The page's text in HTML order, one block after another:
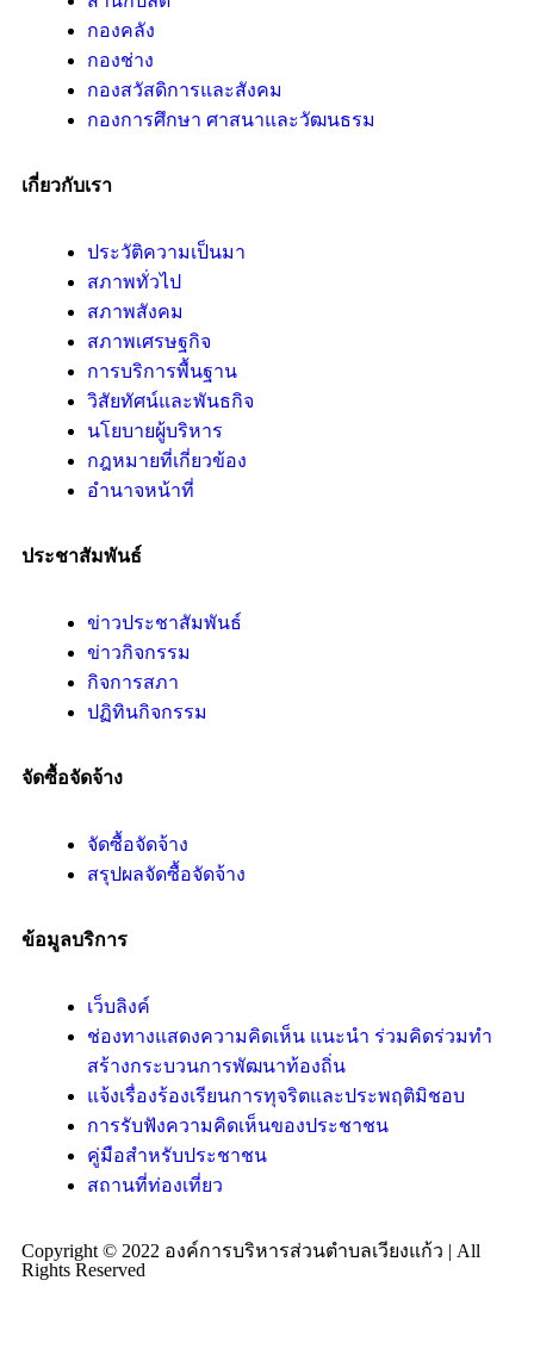
กองคลัง
กองช่าง
กองสวัสดิการและสังคม
กองการศึกษา ศาสนาและวัฒนธรม
เกี่ยวกับเรา
ประวัติความเป็นมา
สภาพทั่วไป
สภาพสังคม
สภาพเศรษฐกิจ
การบริการพื้นฐาน
วิสัยทัศน์และพันธกิจ
นโยบายผู้บริหาร
กฎหมายที่เกี่ยวข้อง
อํานาจหน้าที่
ประชาสัมพันธ์
ข่าวประชาสัมพันธ์
ข่าวกิจกรรม
กิจการสภา
ปฏิทินกิจกรรม
จัดซื้อจัดจ้าง
จัดซื้อจัดจ้าง
สรุปผลจัดซื้อจัดจ้าง
ข้อมูลบริการ
เว็บลิงค์
ช่องทางแสดงความคิดเห็น แนะนำ ร่วมคิดร่วมทำ
สร้างกระบวนการพัฒนาท้องถิ่น
แจ้งเรื่องร้องเรียนการทุจริตและประพฤติมิชอบ
การรับฟังความคิดเห็นของประชาชน
คู่มือสำหรับประชาชน
สถานที่ท่องเที่ยว
Copyright © 2022 องค์การบริหารส่วนตำบลเวียงแก้ว | All
Rights Reserved